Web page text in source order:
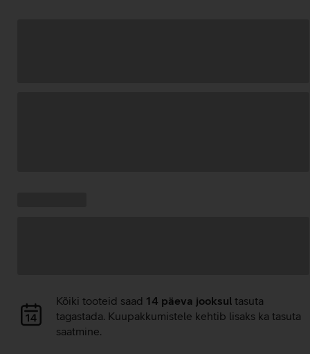
Andmete
laadimine
Kõiki tooteid saad 14 päeva jooksul tasuta
tagastada. Kuupakkumistele kehtib lisaks ka tasuta
saatmine.